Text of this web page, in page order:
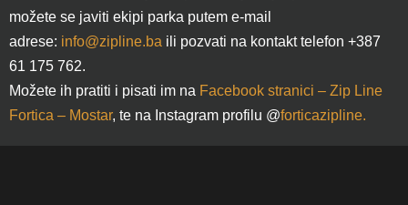
možete se javiti ekipi parka putem e-mail
adrese: info@zipline.ba ili pozvati na kontakt telefon +387
61 175 762.
Možete ih pratiti i pisati im na Facebook stranici – Zip Line
Fortica – Mostar, te na Instagram profilu @forticazipline.